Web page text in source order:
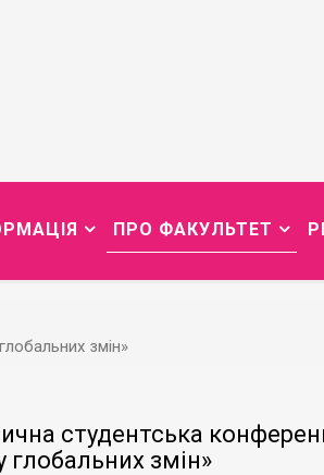
ПРО ФАКУЛЬТЕТ
змін»
студентська
глобальних змін»